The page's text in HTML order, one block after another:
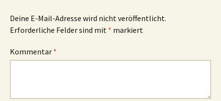
Deine E-Mail-Adresse wird nicht veröffentlicht.
Erforderliche Felder sind mit * markiert
Kommentar *